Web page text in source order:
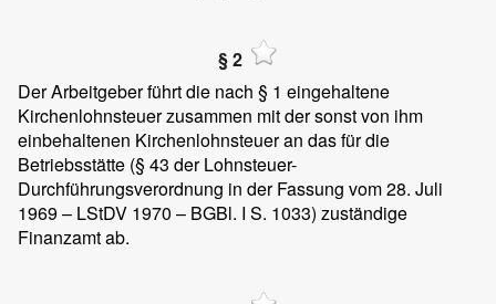
§ 2
Der Arbeitgeber führt die nach § 1 eingehaltene
Kirchenlohnsteuer zusammen mit der sonst von ihm
einbehaltenen Kirchenlohnsteuer an das für die
Betriebsstätte (§ 43 der Lohnsteuer-
Durchführungsverordnung in der Fassung vom 28. Juli
1969 – LStDV 1970 – BGBl. I S. 1033) zuständige
Finanzamt ab.